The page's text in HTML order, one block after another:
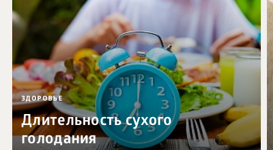
ЗДОРОВЬЕ
Длительность сухого
голодания